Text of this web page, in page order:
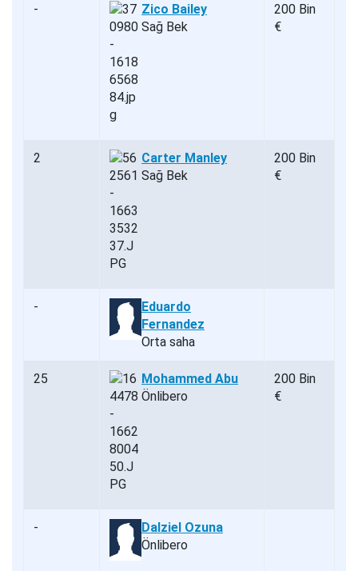
-
Zico Bailey
Sağ Bek
200 Bin
€
2
Carter Manley
Sağ Bek
200 Bin
€
-
Eduardo
Fernandez
Orta saha
25
Mohammed Abu
Önlibero
200 Bin
€
-
Dalziel Ozuna
Önlibero